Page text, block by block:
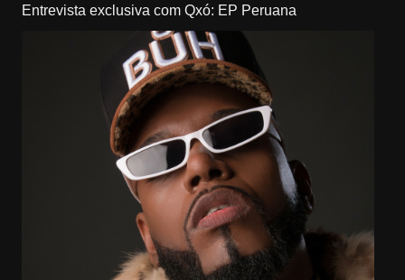
Entrevista exclusiva com Qxó: EP Peruana